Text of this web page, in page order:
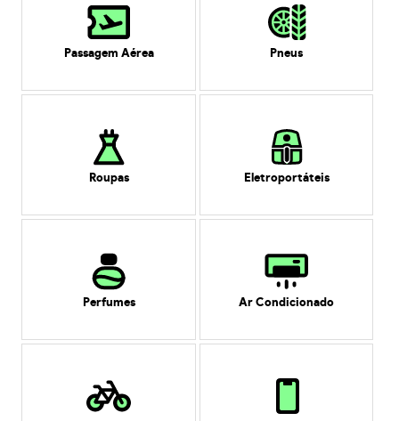
Passagem Aérea Pneus
Roupas Eletroportáteis
Perfumes Ar Condicionado